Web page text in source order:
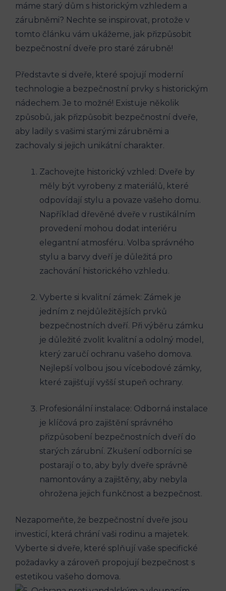
máme starý dům s historickým vzhledem a
zárubněmi? Nechte se inspirovat, protože v
tomto článku vám ukážeme, jak přizpůsobit
bezpečnostní dveře pro staré zárubně!
Představte si dveře, které spojují moderní
technologie a bezpečnostní prvky s historickým
nádechem. Je to možné! Existuje několik
způsobů, jak přizpůsobit bezpečnostní dveře,
aby ladily s vašimi starými zárubněmi a
zachovaly si jejich unikátní charakter.
Zachovejte historický vzhled: Dveře by
měly být vyrobeny z materiálů, které
odpovídají stylu a povaze vašeho domu.
Například dřevěné dveře v rustikálním
provedení mohou dodat interiéru
elegantní atmosféru. Volba správného
stylu a barvy dveří je důležitá pro
zachování historického vzhledu.
Vyberte si kvalitní zámek: Zámek je
jedním z nejdůležitějších prvků
bezpečnostních dveří. Při výběru zámku
je důležité zvolit kvalitní a odolný model,
který zaručí ochranu vašeho domova.
Nejlepší volbou jsou vícebodové zámky,
které zajišťují vyšší stupeň ochrany.
Profesionální instalace: Odborná instalace
je klíčová pro zajištění správného
přizpůsobení bezpečnostních dveří do
starých zárubní. Zkušení odborníci se
postarají o to, aby byly dveře správně
namontovány a zajištěny, aby nebyla
ohrožena jejich funkčnost a bezpečnost.
Nezapomeňte, že bezpečnostní dveře jsou
investicí, která chrání vaši rodinu a majetek.
Vyberte si dveře, které splňují vaše specifické
požadavky a zároveň propojují bezpečnost s
estetikou vašeho domova.